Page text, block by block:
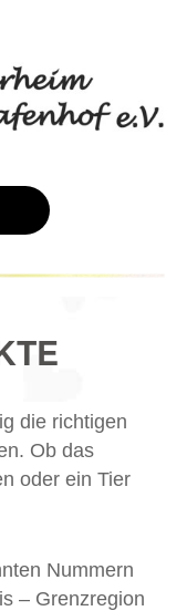
die richtigen
Ob das
oder ein Tier
Nummern
– Grenzregion